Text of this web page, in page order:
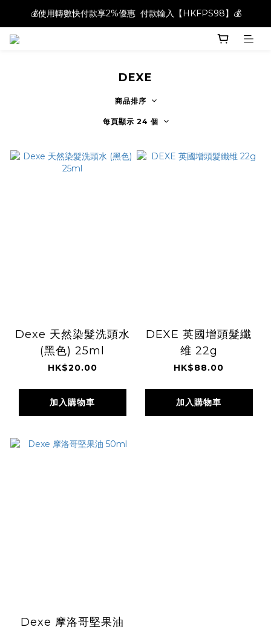
💰使用轉數快付款享2%優惠  付款輸入【HKFPS98】💰
💰使用轉數快付款享2%優惠  付款輸入【HKFPS98】💰
新註冊會員即享$20購物金｜全店滿$400本地免運費📦!
DEXE
商品排序
每頁顯示 24 個
Dexe 天然染髮洗頭水
(黑色) 25ml
HK$20.00
加入購物車
DEXE 英國增頭髮纖
维 22g
HK$88.00
加入購物車
Dexe 摩洛哥堅果油